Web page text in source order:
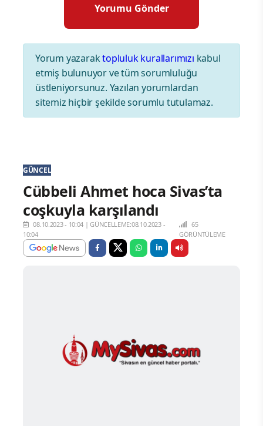
Yorum yazaraktopluluk kurallarımızı kabul
etmiş bulunuyor ve tüm sorumluluğu
üstleniyorsunuz. Yazılan yorumlardan
sitemiz hiçbir şekilde sorumlu tutulamaz.
GÜNCEL
Cübbeli Ahmet hoca Sivas’ta
coşkuyla karşılandı
08.10.2023 - 10:04 |GÜNCELLEME:08.10.2023 -
10:04
65
GÖRÜNTÜLEME